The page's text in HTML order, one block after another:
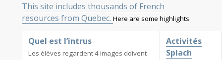
This site includes thousands of French
resources from Quebec. Here are some highlights:
Quel est l’intrus
Les élèves regardent 4 images doivent
Activités
Splach